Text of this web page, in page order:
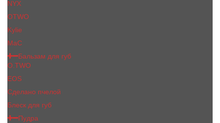
NYX
OTWO
Kylie
МаС
Бальзам для губ
O.TWO
EOS
Сделано пчелой
Блеск для губ
Пудра